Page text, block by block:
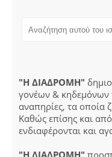
"Η ΔΙΑΔΡΟΜΗ"
γονέων & κηδεμόνων
αναπηρίες, τα οποία
Καθώς επίσης και
ενδιαφέρονται και